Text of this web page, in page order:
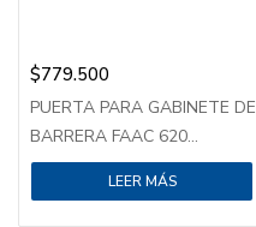
$779.500
PUERTA PARA GABINETE DE
BARRERA FAAC 620...
LEER MÁS